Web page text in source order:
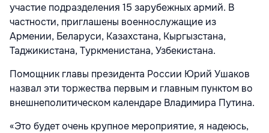
участие подразделения 15 зарубежных армий. В
частности, приглашены военнослужащие из
Армении, Беларуси, Казахстана, Кыргызстана,
Таджикистана, Туркменистана, Узбекистана.
Помощник главы президента России Юрий Ушаков
назвал эти торжества первым и главным пунктом во
внешнеполитическом календаре Владимира Путина.
«Это будет очень крупное мероприятие, я надеюсь,